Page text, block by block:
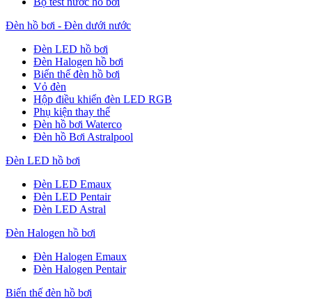
Đèn hồ bơi - Đèn dưới nước
Đèn LED hồ bơi
Đèn Halogen hồ bơi
Biến thế đèn hồ bơi
Vỏ đèn
Hộp điều khiển đèn LED RGB
Phụ kiện thay thế
Đèn hồ bơi Waterco
Đèn hồ Bơi Astralpool
Đèn LED hồ bơi
Đèn LED Emaux
Đèn LED Pentair
Đèn LED Astral
Đèn Halogen hồ bơi
Đèn Halogen Emaux
Đèn Halogen Pentair
Biến thế đèn hồ bơi